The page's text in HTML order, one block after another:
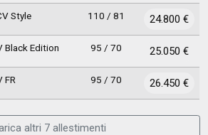
Style 110 / 81 24.800 €
Black Edition 95 / 70 25.050 €
FR 95 / 70 26.450 €
altri 7 allestimenti